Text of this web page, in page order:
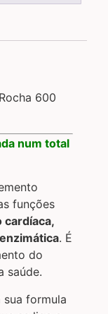
600
num total
funções
cardíaca,
. É
do
saúde.
sua formula